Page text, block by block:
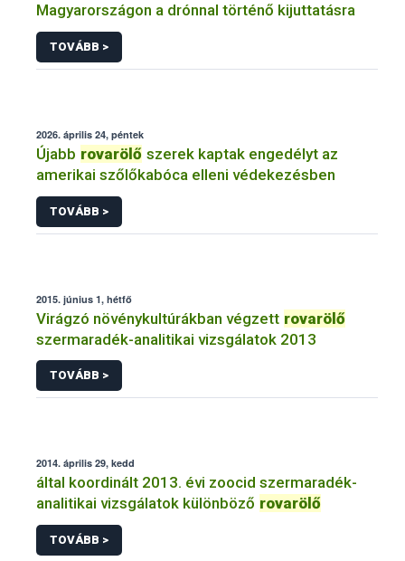
Magyarországon a drónnal történő kijuttatásra
TOVÁBB >
2026. április 24, péntek
Újabb rovarölő szerek kaptak engedélyt az
amerikai szőlőkabóca elleni védekezésben
TOVÁBB >
2015. június 1, hétfő
Virágzó növénykultúrákban végzett rovarölő
szermaradék-analitikai vizsgálatok 2013
TOVÁBB >
2014. április 29, kedd
által koordinált 2013. évi zoocid szermaradék-
analitikai vizsgálatok különböző rovarölő
TOVÁBB >